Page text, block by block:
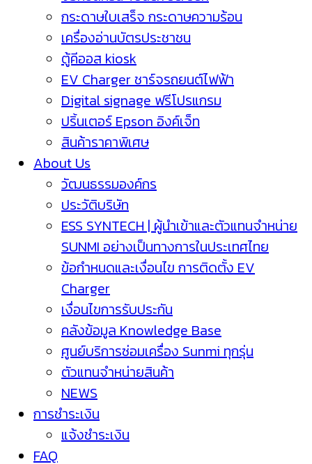
กระดาษใบเสร็จ กระดาษความร้อน
เครื่องอ่านบัตรประชาชน
ตู้คีออส kiosk
EV Charger ชาร์จรถยนต์ไฟฟ้า
Digital signage ฟรีโปรแกรม
ปริ้นเตอร์ Epson อิงค์เจ็ท
สินค้าราคาพิเศษ
About Us
วัฒนธรรมองค์กร
ประวัติบริษัท
ESS SYNTECH | ผู้นำเข้าและตัวแทนจำหน่าย
SUNMI อย่างเป็นทางการในประเทศไทย
ข้อกำหนดและเงื่อนไข การติดตั้ง EV
Charger
เงื่อนไขการรับประกัน
คลังข้อมูล Knowledge Base
ศูนย์บริการซ่อมเครื่อง Sunmi ทุกรุ่น
ตัวแทนจำหน่ายสินค้า
NEWS
การชำระเงิน
แจ้งชำระเงิน
FAQ